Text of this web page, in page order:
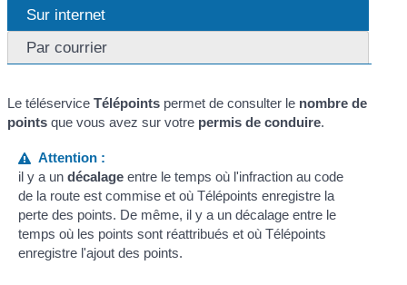
Sur internet
Par courrier
Le téléserviceTélépoints permet de consulter le nombre de
points que vous avez sur votre permis de conduire.
Attention :
il y a un décalageentre le temps où l'infraction au code
de la route est commise et où Télépoints enregistre la
perte des points. De même, il y a un décalage entre le
temps où les points sont réattribués et où Télépoints
enregistre l'ajout des points.